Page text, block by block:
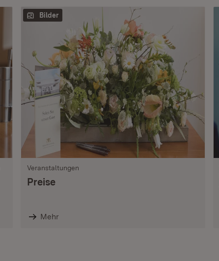
Bilder
Veranstaltungen
Preise
Mehr